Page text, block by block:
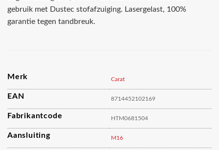
gebruik met Dustec stofafzuiging. Lasergelast, 100%
garantie tegen tandbreuk.
Merk Carat
EAN 8714452102169
Fabrikantcode HTM0681504
Aansluiting M16